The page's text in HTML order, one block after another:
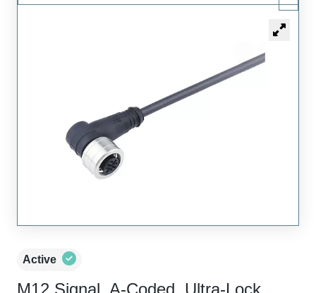
Active
M12 Signal, A-Coded, Ultra-Lock